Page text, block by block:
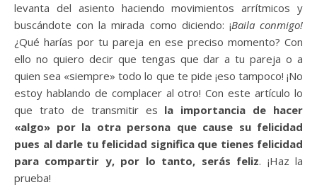
levanta del asiento haciendo movimientos arrítmicos y
buscándote con la mirada como diciendo: ¡Baila conmigo!
¿Qué harías por tu pareja en ese preciso momento? Con
ello no quiero decir que tengas que dar a tu pareja o a
quien sea «siempre» todo lo que te pide ¡eso tampoco! ¡No
estoy hablando de complacer al otro! Con este artículo lo
que trato de transmitir es la importancia de hacer
«algo» por la otra persona que cause su felicidad
pues al darle tu felicidad significa que tienes felicidad
para compartir y, por lo tanto, serás feliz. ¡Haz la
prueba!